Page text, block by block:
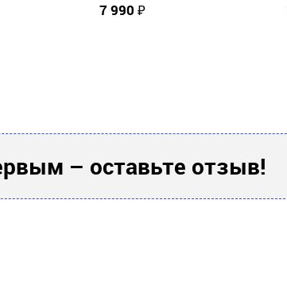
7 990 ₽
– оставьте отзыв!